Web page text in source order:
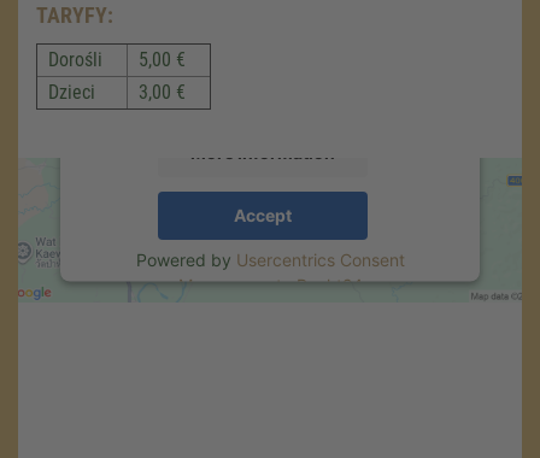
TARYFY:
Dorośli
5,00 €
Dzieci
3,00 €
We use a third party service to embed map
activity. Please review the details and accept
the service to see this map.
Accept
Powered by Usercentrics Consent
Management.eRecht24